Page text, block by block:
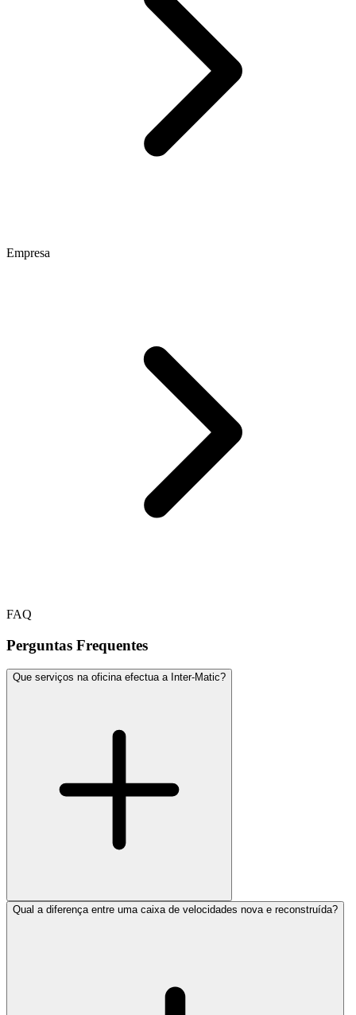
Empresa
FAQ
Perguntas Frequentes
Que serviços na oficina efectua a Inter-Matic?
Qual a diferença entre uma caixa de velocidades nova e reconstruída?